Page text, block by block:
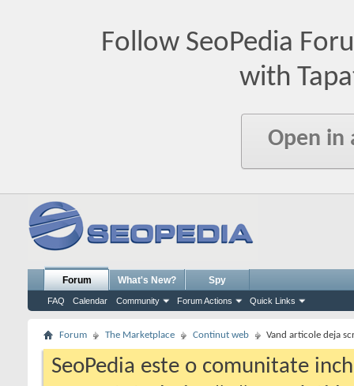
Follow SeoPedia
with
Open in
Forum
FAQ Calendar Community Forum Actions Quick Links
What's New? Spy
Forum The Marketplace Continut web Vand articole deja
SeoPedia este o comunitate